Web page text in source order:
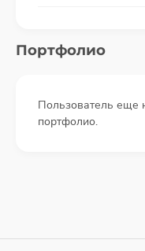
Портфолио
Пользователь еще
портфолио.